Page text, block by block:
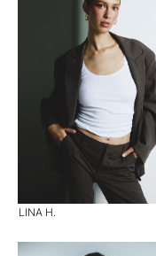
LINA H.